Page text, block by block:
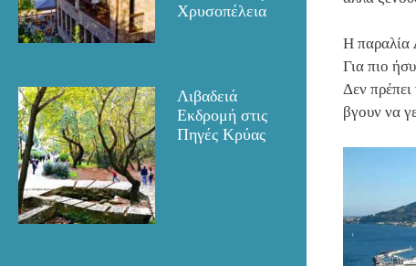
Η παραλία
Για πιο
Δεν
βγουν να
Χρυσοπέλεια
Λιβαδειά
Εκδρομή στις
Πηγές Κρύας